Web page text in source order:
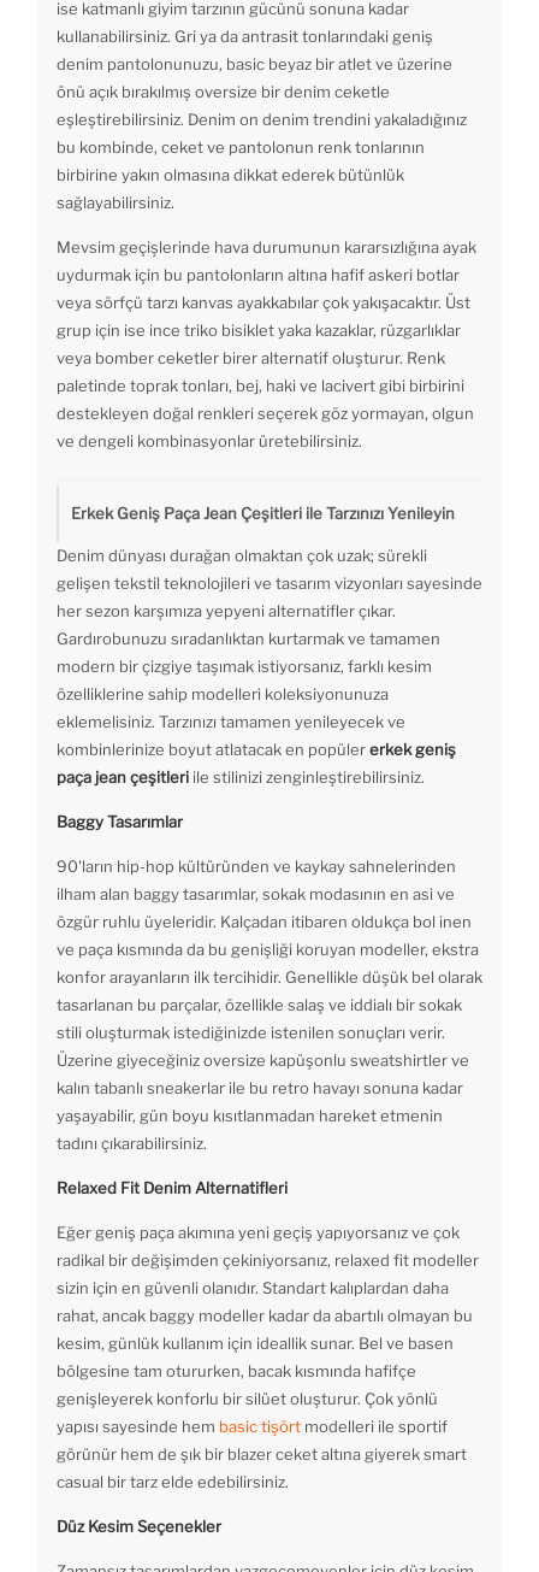
ise katmanlı giyim tarzının gücünü sonuna kadar
kullanabilirsiniz. Gri ya da antrasit tonlarındaki geniş
denim pantolonunuzu, basic beyaz bir atlet ve üzerine
önü açık bırakılmış oversize bir denim ceketle
eşleştirebilirsiniz. Denim on denim trendini yakaladığınız
bu kombinde, ceket ve pantolonun renk tonlarının
birbirine yakın olmasına dikkat ederek bütünlük
sağlayabilirsiniz.
Mevsim geçişlerinde hava durumunun kararsızlığına ayak
uydurmak için bu pantolonların altına hafif askeri botlar
veya sörfçü tarzı kanvas ayakkabılar çok yakışacaktır. Üst
grup için ise ince triko bisiklet yaka kazaklar, rüzgarlıklar
veya bomber ceketler birer alternatif oluşturur. Renk
paletinde toprak tonları, bej, haki ve lacivert gibi birbirini
destekleyen doğal renkleri seçerek göz yormayan, olgun
ve dengeli kombinasyonlar üretebilirsiniz.
Erkek Geniş Paça Jean Çeşitleri ile Tarzınızı Yenileyin
Denim dünyası durağan olmaktan çok uzak; sürekli
gelişen tekstil teknolojileri ve tasarım vizyonları sayesinde
her sezon karşımıza yepyeni alternatifler çıkar.
Gardırobunuzu sıradanlıktan kurtarmak ve tamamen
modern bir çizgiye taşımak istiyorsanız, farklı kesim
özelliklerine sahip modelleri koleksiyonunuza
eklemelisiniz. Tarzınızı tamamen yenileyecek ve
kombinlerinize boyut atlatacak en popülererkek geniş
paça jean çeşitleri ile stilinizi zenginleştirebilirsiniz.
Baggy Tasarımlar
90'ların hip-hop kültüründen ve kaykay sahnelerinden
ilham alan baggy tasarımlar, sokak modasının en asi ve
özgür ruhlu üyeleridir. Kalçadan itibaren oldukça bol inen
ve paça kısmında da bu genişliği koruyan modeller, ekstra
konfor arayanların ilk tercihidir. Genellikle düşük bel olarak
tasarlanan bu parçalar, özellikle salaş ve iddialı bir sokak
stili oluşturmak istediğinizde istenilen sonuçları verir.
Üzerine giyeceğiniz oversize kapüşonlu sweatshirtler ve
kalın tabanlı sneakerlar ile bu retro havayı sonuna kadar
yaşayabilir, gün boyu kısıtlanmadan hareket etmenin
tadını çıkarabilirsiniz.
Relaxed Fit Denim Alternatifleri
Eğer geniş paça akımına yeni geçiş yapıyorsanız ve çok
radikal bir değişimden çekiniyorsanız, relaxed fit modeller
sizin için en güvenli olanıdır. Standart kalıplardan daha
rahat, ancak baggy modeller kadar da abartılı olmayan bu
kesim, günlük kullanım için ideallik sunar. Bel ve basen
bölgesine tam otururken, bacak kısmında hafifçe
genişleyerek konforlu bir silüet oluşturur. Çok yönlü
yapısı sayesinde hem basic tişört modelleri ile sportif
görünür hem de şık bir blazer ceket altına giyerek smart
casual bir tarz elde edebilirsiniz.
Düz Kesim Seçenekler